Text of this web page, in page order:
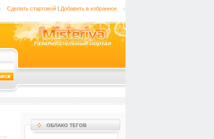
Сделать стартовой | Добавить в избранное
ОБЛАКО ТЕГОВ